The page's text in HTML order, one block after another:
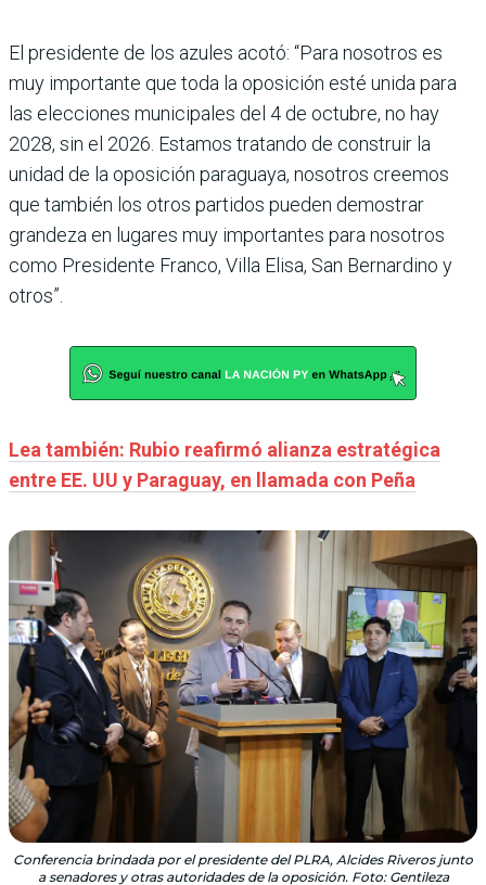
El presidente de los azules acotó: “Para nosotros es
muy importante que toda la oposición esté unida para
las elecciones municipales del 4 de octubre, no hay
2028, sin el 2026. Estamos tratando de construir la
unidad de la oposición paraguaya, nosotros creemos
que también los otros partidos pueden demostrar
grandeza en lugares muy importantes para nosotros
como Presidente Franco, Villa Elisa, San Bernardino y
otros”.
Lea también: Rubio reafirmó alianza estratégica
entre EE. UU y Paraguay, en llamada con Peña
Conferencia brindada por el presidente del PLRA, Alcides Riveros junto
a senadores y otras autoridades de la oposición. Foto: Gentileza